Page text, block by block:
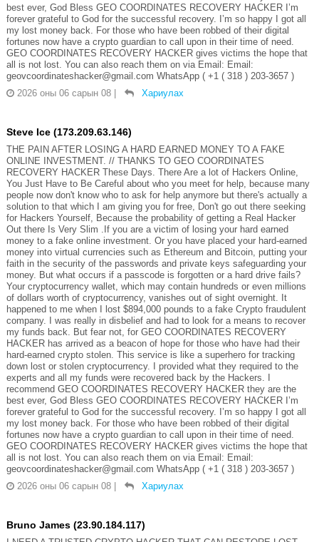
best ever, God Bless GEO COORDINATES RECOVERY HACKER I’m
forever grateful to God for the successful recovery. I’m so happy I got all
my lost money back. For those who have been robbed of their digital
fortunes now have a crypto guardian to call upon in their time of need.
GEO COORDINATES RECOVERY HACKER gives victims the hope that
all is not lost. You can also reach them on via Email: Email:
geovcoordinateshacker@gmail.com WhatsApp ( +1 ( 318 ) 203-3657 )
2026 оны 06 сарын 08 | Хариулах
Steve Ice (173.209.63.146)
THE PAIN AFTER LOSING A HARD EARNED MONEY TO A FAKE
ONLINE INVESTMENT. // THANKS TO GEO COORDINATES
RECOVERY HACKER These Days. There Are a lot of Hackers Online,
You Just Have to Be Careful about who you meet for help, because many
people now don't know who to ask for help anymore but there's actually a
solution to that which I am giving you for free, Don't go out there seeking
for Hackers Yourself, Because the probability of getting a Real Hacker
Out there Is Very Slim .If you are a victim of losing your hard earned
money to a fake online investment. Or you have placed your hard-earned
money into virtual currencies such as Ethereum and Bitcoin, putting your
faith in the security of the passwords and private keys safeguarding your
money. But what occurs if a passcode is forgotten or a hard drive fails?
Your cryptocurrency wallet, which may contain hundreds or even millions
of dollars worth of cryptocurrency, vanishes out of sight overnight. It
happened to me when I lost $894,000 pounds to a fake Crypto fraudulent
company. I was really in disbelief and had to look for a means to recover
my funds back. But fear not, for GEO COORDINATES RECOVERY
HACKER has arrived as a beacon of hope for those who have had their
hard-earned crypto stolen. This service is like a superhero for tracking
down lost or stolen cryptocurrency. I provided what they required to the
experts and all my funds were recovered back by the Hackers. I
recommend GEO COORDINATES RECOVERY HACKER they are the
best ever, God Bless GEO COORDINATES RECOVERY HACKER I’m
forever grateful to God for the successful recovery. I’m so happy I got all
my lost money back. For those who have been robbed of their digital
fortunes now have a crypto guardian to call upon in their time of need.
GEO COORDINATES RECOVERY HACKER gives victims the hope that
all is not lost. You can also reach them on via Email: Email:
geovcoordinateshacker@gmail.com WhatsApp ( +1 ( 318 ) 203-3657 )
2026 оны 06 сарын 08 | Хариулах
Bruno James (23.90.184.117)